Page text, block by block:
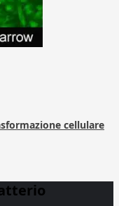
cellulare